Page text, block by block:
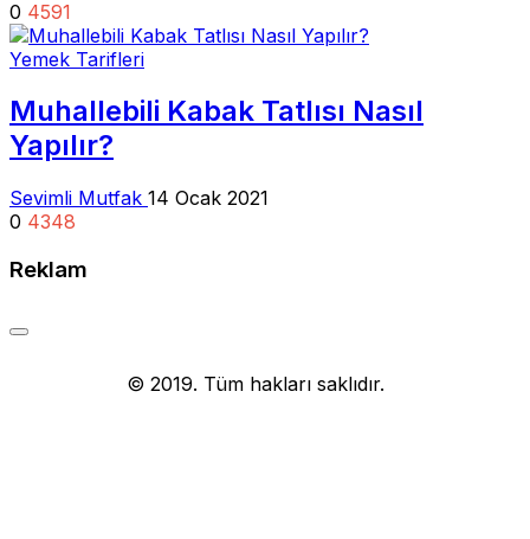
0 4591
Yemek Tarifleri
Muhallebili Kabak Tatlısı Nasıl
Yapılır?
Sevimli Mutfak 14 Ocak 2021
0 4348
Reklam
© 2019. Tüm hakları saklıdır.